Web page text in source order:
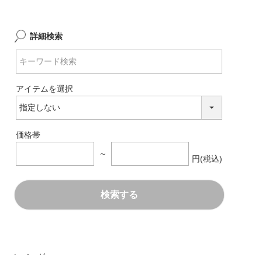
詳細検索
アイテムを選択
価格帯
～
円(税込)
検索する